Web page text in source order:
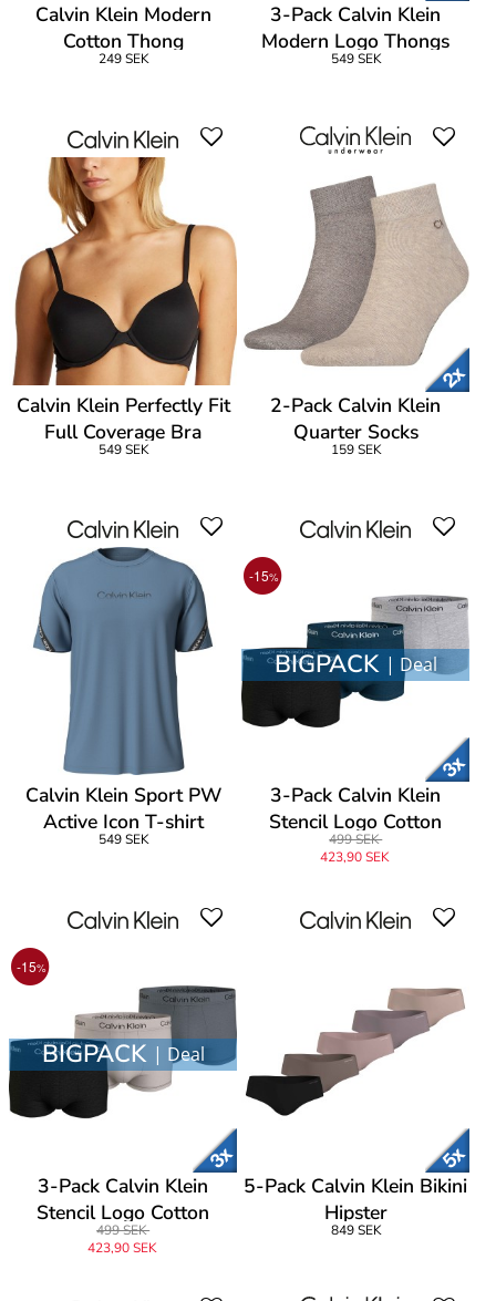
Calvin Klein Modern
Cotton Thong
249 SEK
3-Pack Calvin Klein
Modern Logo Thongs
549 SEK
Calvin Klein Perfectly Fit
Full Coverage Bra
549 SEK
2-Pack Calvin Klein
Quarter Socks
159 SEK
Calvin Klein Sport PW
Active Icon T-shirt
549 SEK
-15%
BIGPACK | Deal
3-Pack Calvin Klein
Stencil Logo Cotton
Stretch Trunk
499 SEK
423,90 SEK
-15%
BIGPACK | Deal
3-Pack Calvin Klein
Stencil Logo Cotton
Stretch Trunk
499 SEK
423,90 SEK
5-Pack Calvin Klein Bikini
Hipster
849 SEK